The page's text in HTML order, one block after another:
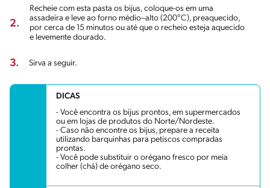
2.
Recheie com esta pasta os bijus, coloque-os em uma
assadeira e leve ao forno médio–alto (200°C), preaquecido,
por cerca de 15 minutos ou até que o recheio esteja aquecido
e levemente dourado.
3. Sirva a seguir.
DICAS
- Você encontra os bijus prontos, em supermercados
ou em lojas de produtos do Norte/Nordeste.
- Caso não encontre os bijus, prepare a receita
utilizando barquinhas para petiscos compradas
prontas.
- Você pode substituir o orégano fresco por meia
colher (chá) de orégano seco.